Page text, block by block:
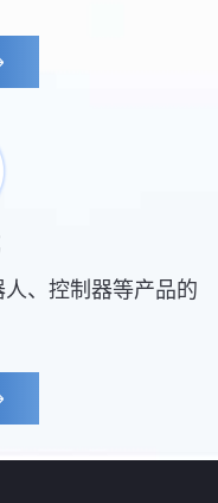
、控制器等产品的